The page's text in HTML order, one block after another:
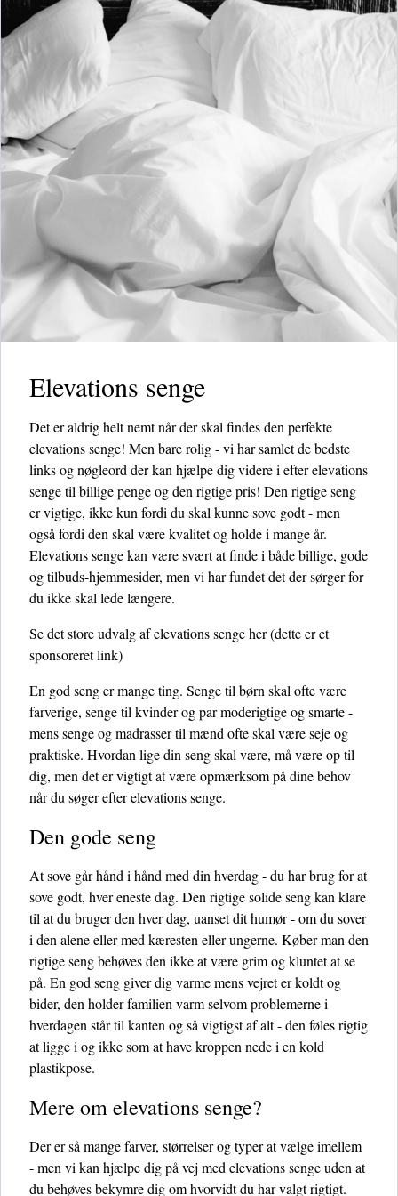
Elevations senge
Det er aldrig helt nemt når der skal findes den perfekte
elevations senge! Men bare rolig - vi har samlet de bedste
links og nøgleord der kan hjælpe dig videre i efter elevations
senge til billige penge og den rigtige pris! Den rigtige seng
er vigtige, ikke kun fordi du skal kunne sove godt - men
også fordi den skal være kvalitet og holde i mange år.
Elevations senge kan være svært at finde i både billige, gode
og tilbuds-hjemmesider, men vi har fundet det der sørger for
du ikke skal lede længere.
Se det store udvalg af elevations senge her(dette er et
sponsoreret link)
En god seng er mange ting. Senge til børn skal ofte være
farverige, senge til kvinder og par moderigtige og smarte -
mens senge og madrasser til mænd ofte skal være seje og
praktiske. Hvordan lige din seng skal være, må være op til
dig, men det er vigtigt at være opmærksom på dine behov
når du søger efter elevations senge.
Den gode seng
At sove går hånd i hånd med din hverdag - du har brug for at
sove godt, hver eneste dag. Den rigtige solide seng kan klare
til at du bruger den hver dag, uanset dit humør - om du sover
i den alene eller med kæresten eller ungerne. Køber man den
rigtige seng behøves den ikke at være grim og kluntet at se
på. En god seng giver dig varme mens vejret er koldt og
bider, den holder familien varm selvom problemerne i
hverdagen står til kanten og så vigtigst af alt - den føles rigtig
at ligge i og ikke som at have kroppen nede i en kold
plastikpose.
Mere om elevations senge?
Der er så mange farver, størrelser og typer at vælge imellem
- men vi kan hjælpe dig på vej med elevations senge uden at
du behøves bekymre dig om hvorvidt du har valgt rigtigt.